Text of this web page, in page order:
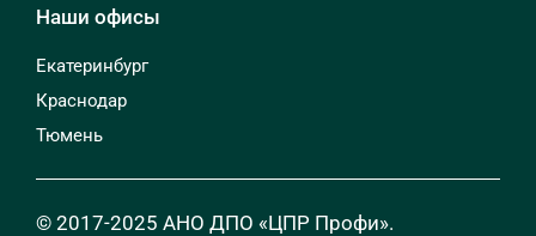
Наши офисы
Екатеринбург
Краснодар
Тюмень
© 2017-2025 АНО ДПО «ЦПР Профи».